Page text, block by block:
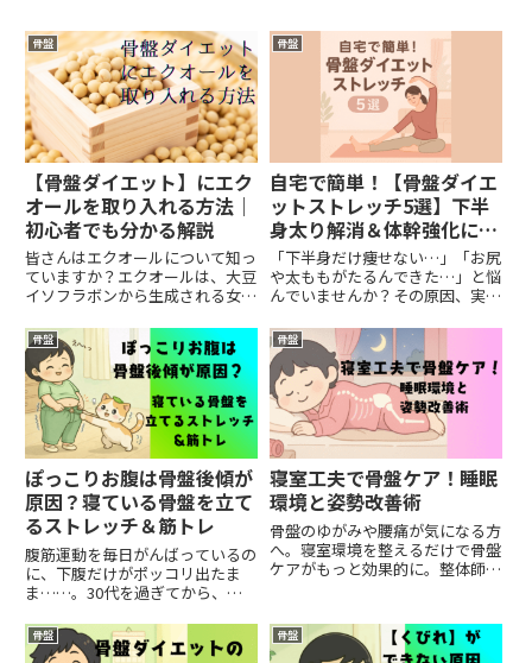
骨盤
【骨盤ダイエット】にエク
オールを取り入れる方法｜
初心者でも分かる解説
皆さんはエクオールについて知っ
ていますか？エクオールは、大豆
イソフラボンから生成される女性
の脂肪を減らす効果が期待されて
います。しかし、エクオールに関
する正しい情報があまり知られて
いないため、初心者には分かり
に...
骨盤
自宅で簡単！【骨盤ダイエ
ットストレッチ5選】下半
身太り解消＆体幹強化に効
果的
「下半身だけ痩せない…」「お尻
や太ももがたるんできた…」と悩
んでいませんか？その原因、実
ん。今回は、自宅で簡単にでき
て、体型改善に効果的な「骨盤ダ
イエットストレッチ」を厳選して
5つご紹介します。どれも1日5〜
1...
骨盤
ぽっこりお腹は骨盤後傾が
原因？寝ている骨盤を立て
るストレッチ＆筋トレ
腹筋運動を毎日がんばっているの
に、下腹だけがポッコリ出たま
ま……。30代を過ぎてから、若
腹が凹まなくなった。その悩み、
実は「腹筋不足」ではなく、骨盤
骨盤
寝室工夫で骨盤ケア！睡眠
環境と姿勢改善術
骨盤のゆがみや腰痛が気になる方
へ。寝室環境を整えるだけで骨盤
ケアがもっと効果的に。整体師監
骨盤 骨盤